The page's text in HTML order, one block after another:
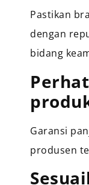
Pastikan
dengan
bidang
Garansi
produsen